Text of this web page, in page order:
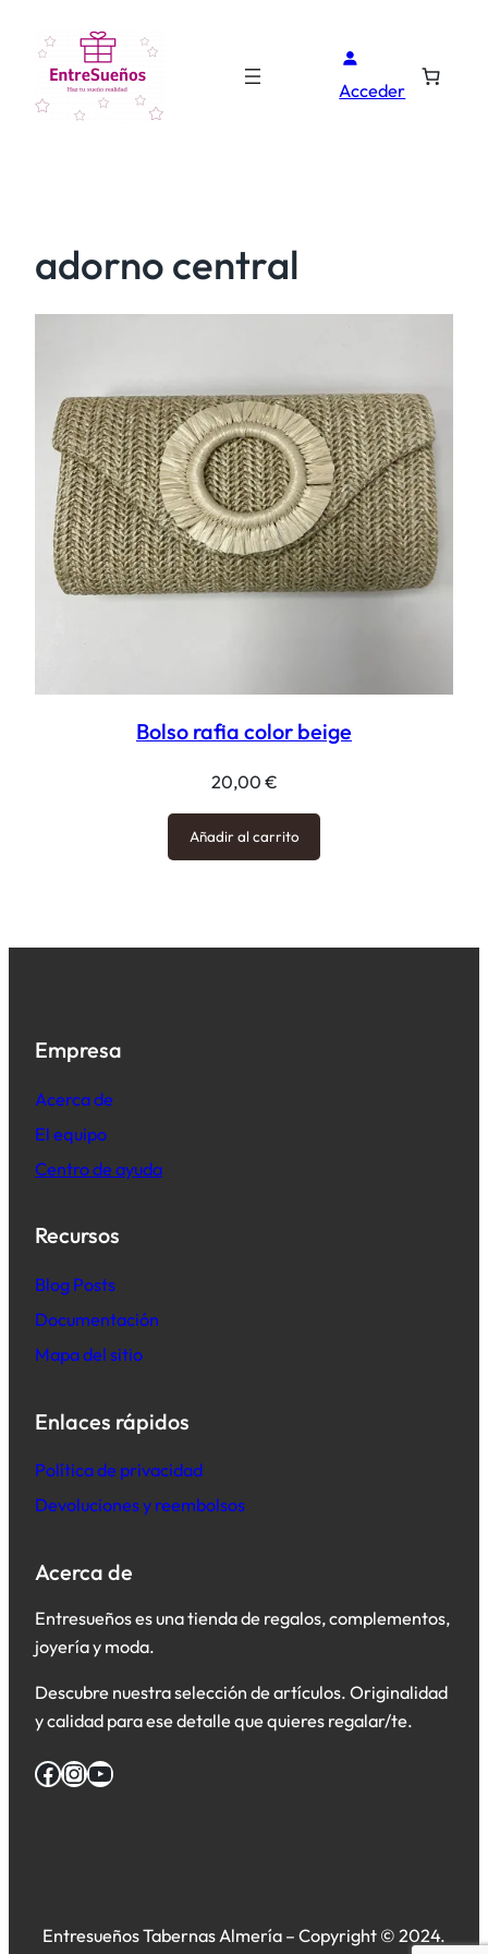
Acceder
adorno central
Bolso rafia color beige
20,00 €
Añadir al carrito
Empresa
Acerca de
El equipo
Centro de ayuda
Recursos
Blog Posts
Documentación
Mapa del sitio
Enlaces rápidos
Política de privacidad
Devoluciones y reembolsos
Acerca de
Entresueños es una tienda de regalos, complementos,
joyería y moda.
Descubre nuestra selección de artículos. Originalidad
y calidad para ese detalle que quieres regalar/te.
Facebook InstagramYouTube
Entresueños Tabernas Almería – Copyright © 2024.